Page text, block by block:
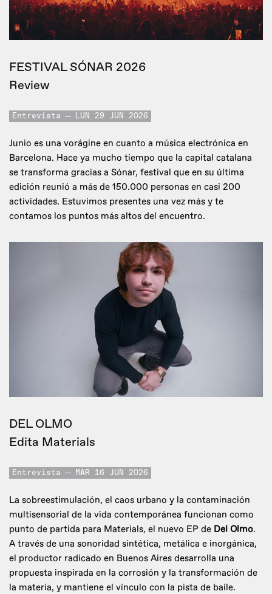
FESTIVAL SÓNAR 2026
Review
Entrevista LUN 29 JUN 2026
Junio es una vorágine en cuanto a música electrónica en
Barcelona. Hace ya mucho tiempo que la capital catalana
se transforma gracias a Sónar, festival que en su última
edición reunió a más de 150.000 personas en casi 200
actividades. Estuvimos presentes una vez más y te
contamos los puntos más altos del encuentro.
DEL OLMO
Edita Materials
Entrevista MAR 16 JUN 2026
La sobreestimulación, el caos urbano y la contaminación
multisensorial de la vida contemporánea funcionan como
punto de partida para Materials, el nuevo EP de Del Olmo.
A través de una sonoridad sintética, metálica e inorgánica,
el productor radicado en Buenos Aires desarrolla una
propuesta inspirada en la corrosión y la transformación de
la materia, y mantiene el vínculo con la pista de baile.